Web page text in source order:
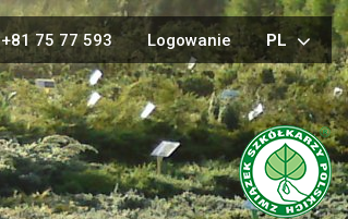
+81 75 77 593 Logowanie PL